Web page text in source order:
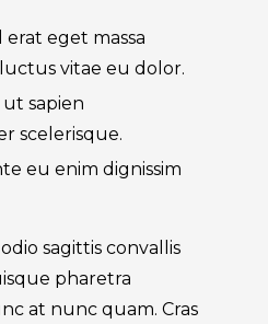
erat eget massa
vitae eu dolor.
sapien
scelerisque.
eu enim dignissim
sagittis convallis
pharetra
at nunc quam. Cras